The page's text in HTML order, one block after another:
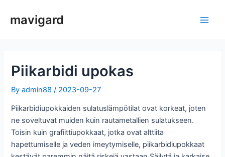
sisältöön
mavigard
Piikarbidi upokas
Byadmin88/ 2023-09-27
Piikarbidiupokkaiden sulatuslämpötilat ovat korkeat, joten
ne soveltuvat muiden kuin rautametallien sulatukseen.
Toisin kuin grafiittiupokkaat, jotka ovat alttiita
hapettumiselle ja veden imeytymiselle, piikarbidiupokkaat